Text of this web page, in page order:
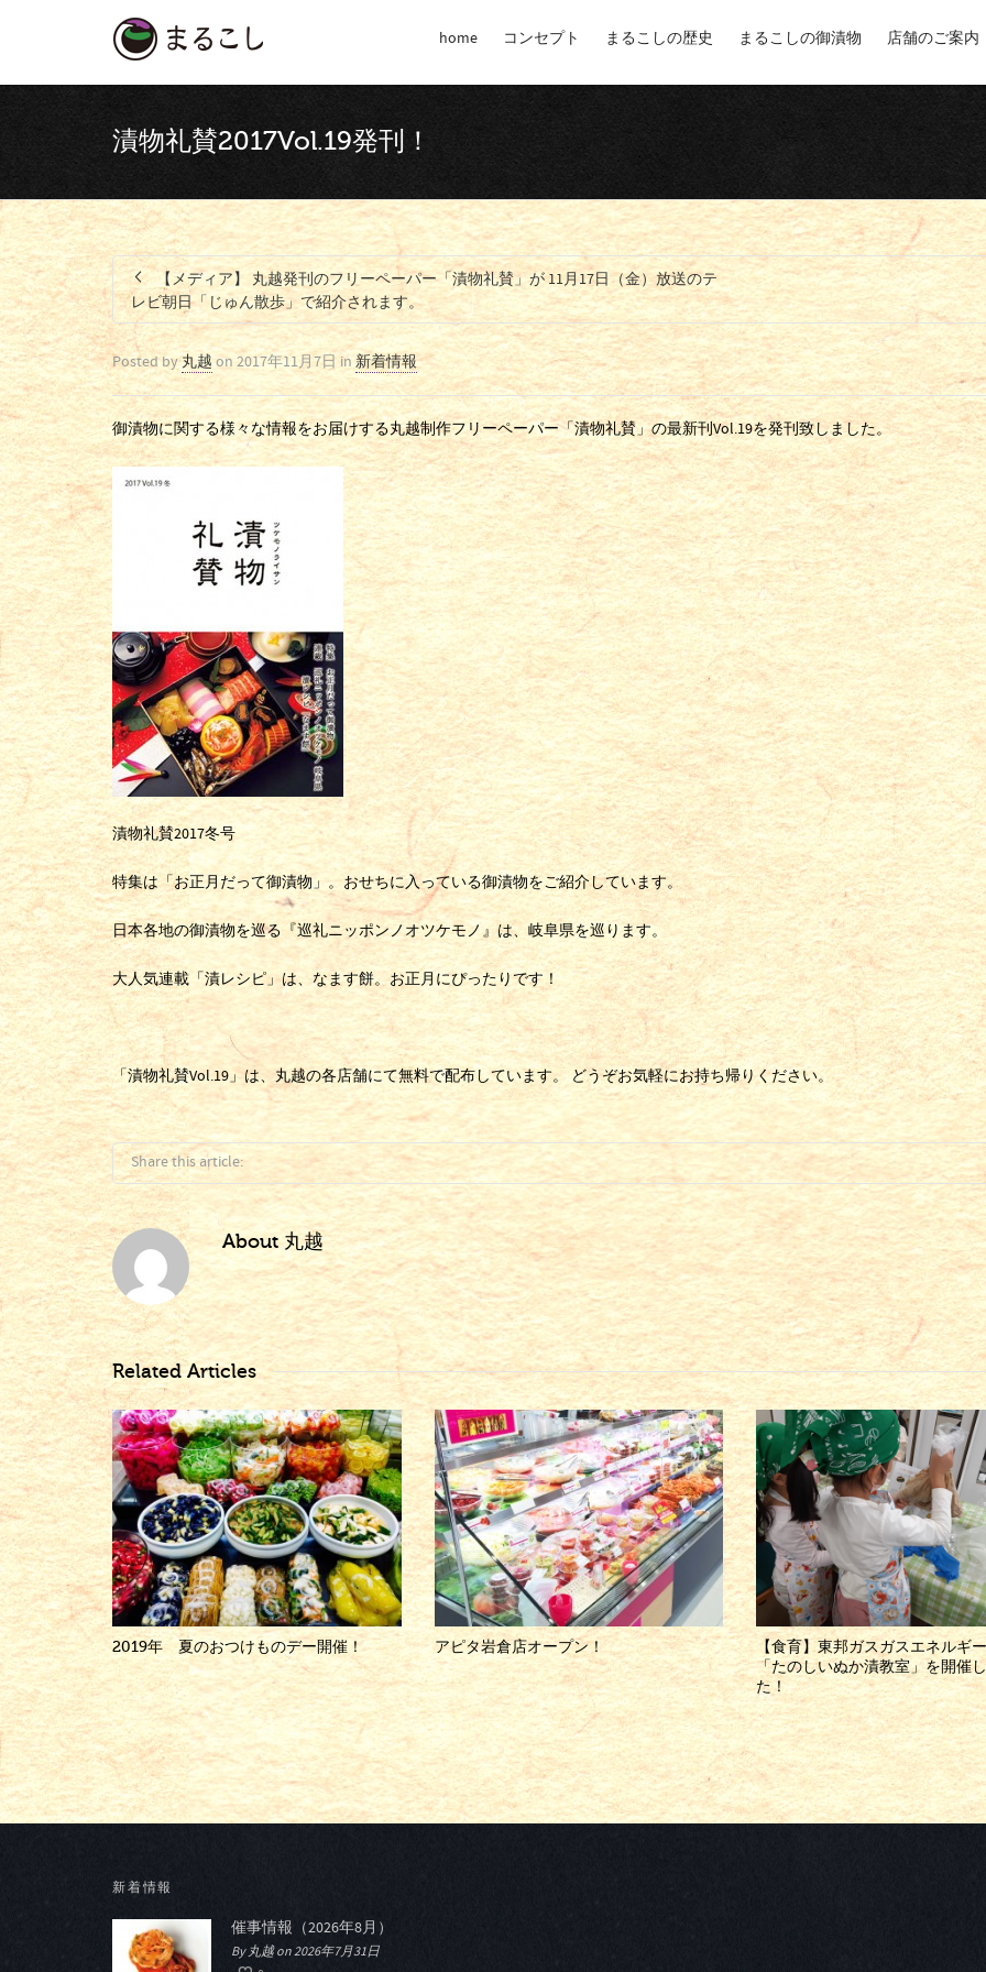
home コンセプト まるこしの歴史 まるこしの御漬物 店舗のご案内
漬物礼賛2017Vol.19発刊！
【メディア】 丸越発刊のフリーペーパー「漬物礼賛」が 11月17日（金）放送のテ
レビ朝日「じゅん散歩」で紹介されます。
Posted by丸越 on 2017年11月7日 in 新着情報
御漬物に関する様々な情報をお届けする丸越制作フリーペーパー「漬物礼賛」の最新刊Vol.19を発刊致しました。
漬物礼賛2017冬号
特集は「お正月だって御漬物」。おせちに入っている御漬物をご紹介しています。
日本各地の御漬物を巡る『巡礼ニッポンノオツケモノ』は、岐阜県を巡ります。
大人気連載「漬レシピ」は、なます餅。お正月にぴったりです！
「漬物礼賛Vol.19」は、丸越の各店舗にて無料で配布しています。 どうぞお気軽にお持ち帰りください。
Share this article:
About 丸越
Related Articles
2019年 夏のおつけものデー開催！ アピタ岩倉店オープン！
【食育】東邦ガスガスエネルギ
「たのしいぬか漬教室」を開催
た！
新着情報
催事情報（2026年8月）
By 丸越 on 2026年7月31日